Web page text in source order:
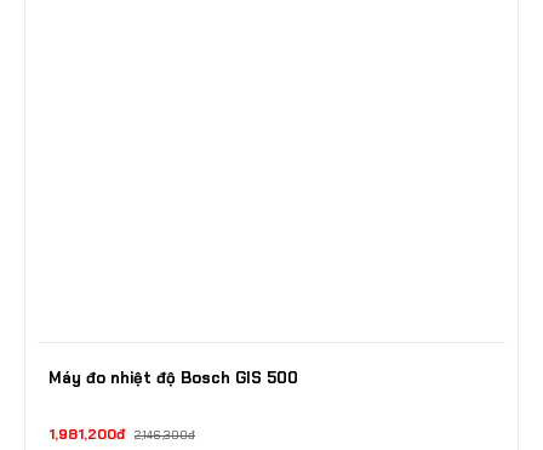
Máy đo nhiệt độ Bosch GIS 500
1,981,200đ 2,146,300đ